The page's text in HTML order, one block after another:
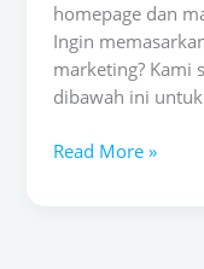
homepage dan
Ingin
marketing? Kami
dibawah ini
Read More »